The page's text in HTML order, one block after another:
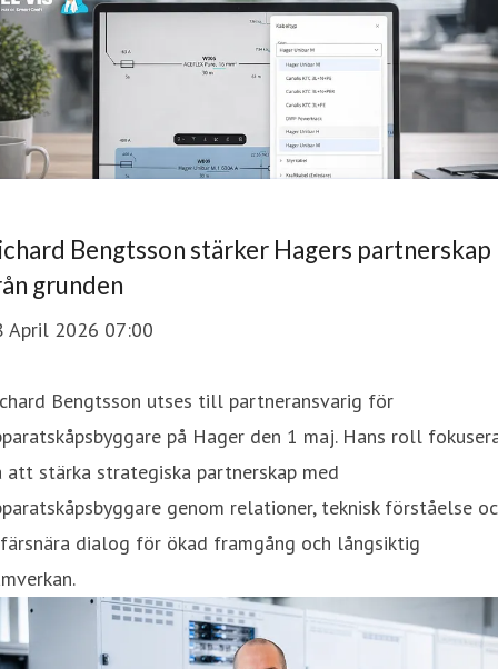
Bengtsson stärker Hagers partnerskap
grunden
April 2026 07:00
Bengtsson utses till partneransvarig för
på Hager den 1 maj. Hans roll
att stärka strategiska partnerskap med
genom relationer, teknisk förståelse
dialog för ökad framgång och långsiktig